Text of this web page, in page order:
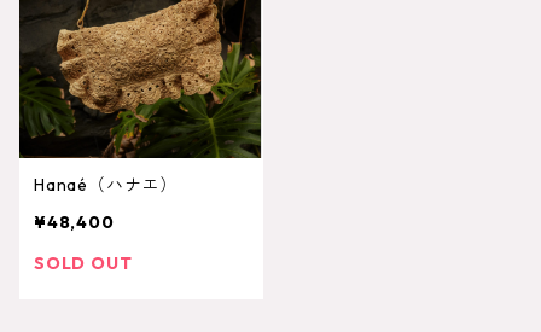
Hanaé（ハナエ）
¥48,400
SOLD OUT